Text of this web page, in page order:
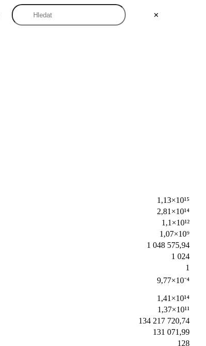
✕
1,13×10¹⁵
2,81×10¹⁴
1,1×10¹²
1,07×10⁹
1 048 575,94
1 024
1
9,77×10⁻⁴
1,41×10¹⁴
1,37×10¹¹
134 217 720,74
131 071,99
128